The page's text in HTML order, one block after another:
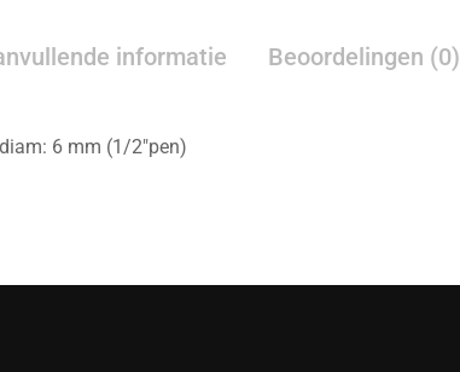
informatie Beoordelingen (0)
6 mm (1/2″pen)